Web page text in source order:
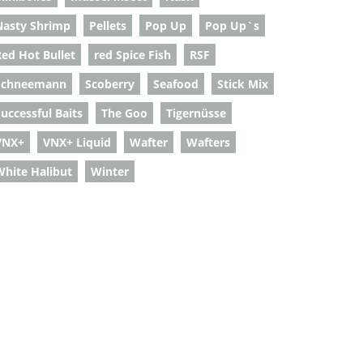
Shrimp
Pellets Pop Up
Pop Up`s
Hot Bullet
red Spice Fish
RSF
Scoberry Seafood
Stick Mix
Baits
The Goo
Tigernüsse
VNX+ Liquid Wafter
Wafters
Halibut
Winter